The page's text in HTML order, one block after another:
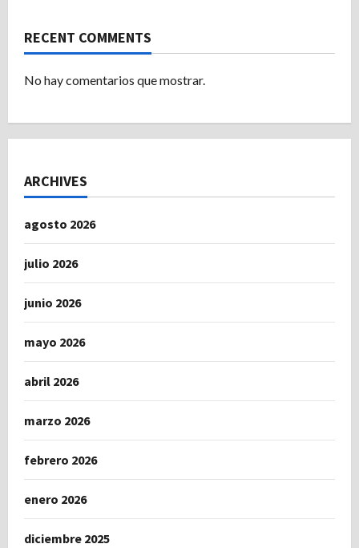
RECENT COMMENTS
No hay comentarios que mostrar.
ARCHIVES
agosto 2026
julio 2026
junio 2026
mayo 2026
abril 2026
marzo 2026
febrero 2026
enero 2026
diciembre 2025